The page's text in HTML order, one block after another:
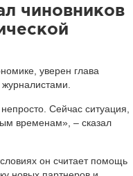
чиновников
уверен глава
Сейчас ситуация,
временам», – сказал
он считает помощь